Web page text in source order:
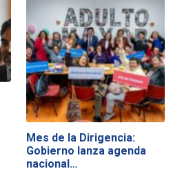
Mes de la Dirigencia:
Gobierno lanza agenda
nacional…